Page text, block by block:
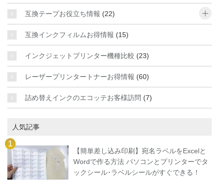
互換テープお役立ち情報 (22)
互換インクフィルムお得情報 (15)
インクジェットプリンター機種比較 (23)
レーザープリンタートナーお得情報 (60)
詰め替えインクのエコッテお客様訪問 (7)
人気記事
【簡単差し込み印刷】宛名ラベルをExcelと
Wordで作る方法 パソコンとプリンターでタ
ックシール･ラベルシールがすぐできる！